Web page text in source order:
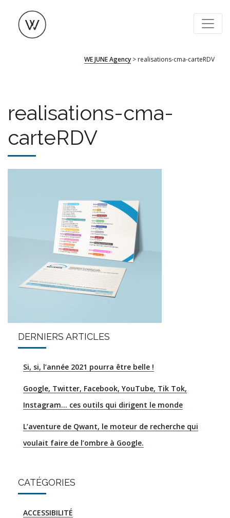
WE JUNE Agency
WE JUNE Agency > realisations-cma-carteRDV
realisations-cma-
carteRDV
DERNIERS ARTICLES
Si, si, l’année 2021 pourra être belle !
Google, Twitter, Facebook, YouTube, Tik Tok,
Instagram… ces outils qui dirigent le monde
L’aventure de Qwant, le moteur de recherche qui
voulait faire de l’ombre à Google.
CATÉGORIES
ACCESSIBILITÉ